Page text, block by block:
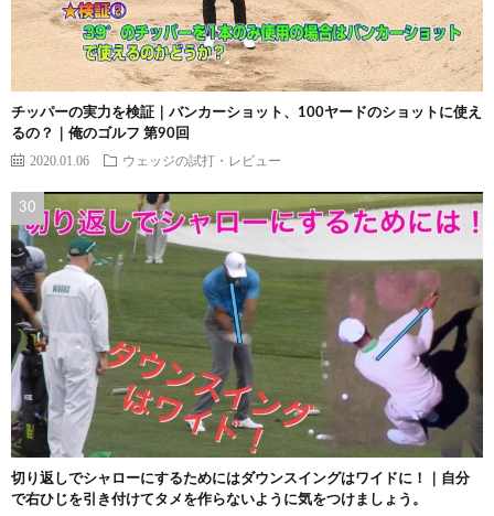
チッパーの実力を検証｜バンカーショット、100ヤードのショットに使え
るの？｜俺のゴルフ 第90回
2020.01.06 ウェッジの試打・レビュー
切り返しでシャローにするためにはダウンスイングはワイドに！｜自分
で右ひじを引き付けてタメを作らないように気をつけましょう。